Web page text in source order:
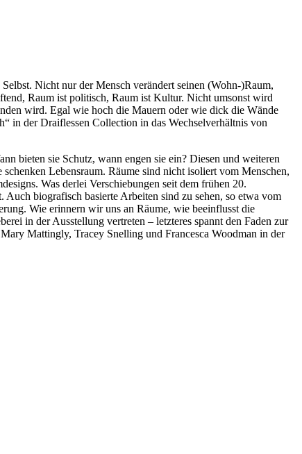
Nicht nur der Mensch verändert seinen (Wohn-)Raum,
Raum ist politisch, Raum ist Kultur. Nicht umsonst wird
wird. Egal wie hoch die Mauern oder wie dick die Wände
in der Draiflessen Collection in das Wechselverhältnis von
bieten sie Schutz, wann engen sie ein? Diesen und weiteren
Lebensraum. Räume sind nicht isoliert vom Menschen,
Was derlei Verschiebungen seit dem frühen 20.
biografisch basierte Arbeiten sind zu sehen, so etwa vom
Wie erinnern wir uns an Räume, wie beeinflusst die
in der Ausstellung vertreten – letzteres spannt den Faden zur
Mattingly, Tracey Snelling und Francesca Woodman in der